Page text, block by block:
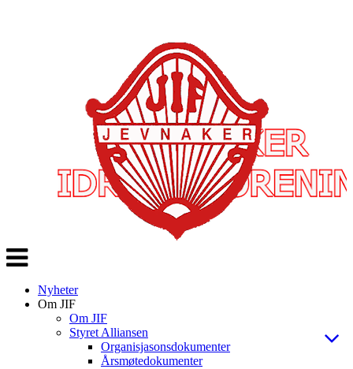
Veksle
navigasjon
Nyheter
Om JIF
Om JIF
Styret Alliansen
Organisjasonsdokumenter
Årsmøtedokumenter